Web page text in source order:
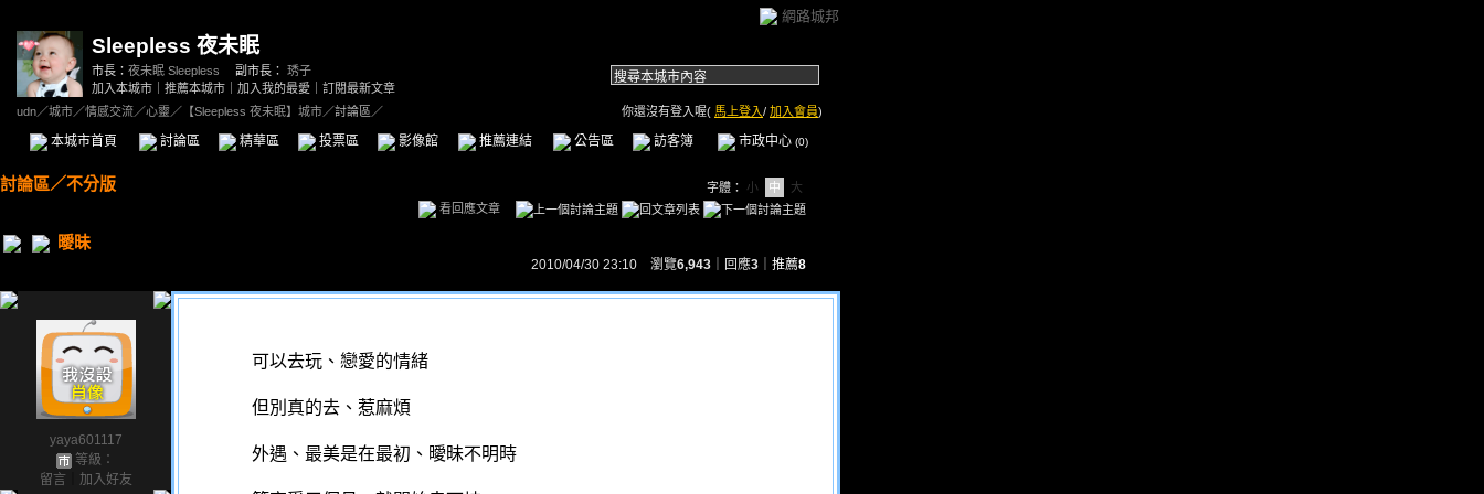
網路城邦
Sleepless 夜未眠
市長： 夜未眠 Sleepless 副市長： 琇子
加入本城市
推薦本城市 加入我的最愛
訂閱最新文章
udn／城市／情感交流／心靈／ 【Sleepless 夜未眠】城市／討論區／ 你還沒有登入喔( 馬上登入/ 加入會員)
本城市首頁 討論區 精華區 投票區 影像館 推薦連結 公告區 訪客簿 市政中心 (0)
討論區／不分版 字體： 小 中
大
看回應文章
曖昧
2010/04/30 23:10 瀏覽6,943 ｜回應3 推薦8
yaya601117
等級：
留言
加入好友
可以去玩、戀愛的情緒
但別真的去、惹麻煩
外遇、最美是在最初、曖昧不明時